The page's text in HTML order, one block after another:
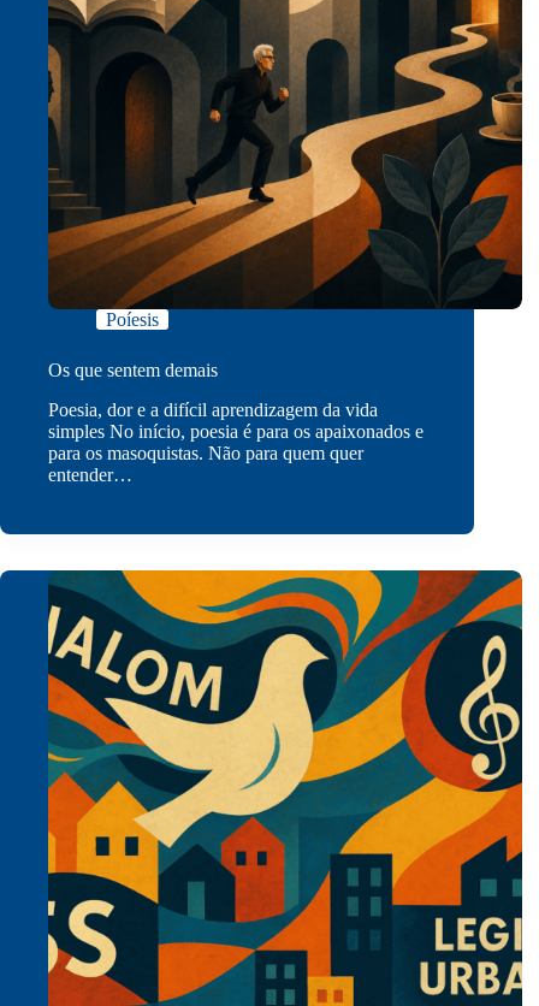
Poíesis
Os que sentem demais
Poesia, dor e a difícil aprendizagem da vida
simples No início, poesia é para os apaixonados e
para os masoquistas. Não para quem quer
entender…